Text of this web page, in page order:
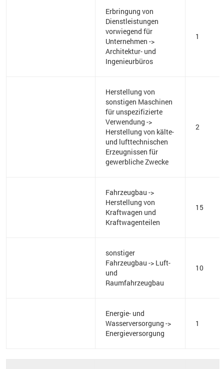
Erbringung von
Dienstleistungen
vorwiegend für
Unternehmen ->
Architektur- und
Ingenieurbüros
1
Herstellung von
sonstigen Maschinen
für unspezifizierte
Verwendung ->
Herstellung von kälte-
und lufttechnischen
Erzeugnissen für
gewerbliche Zwecke
2
Fahrzeugbau ->
Herstellung von
Kraftwagen und
Kraftwagenteilen
15
sonstiger
Fahrzeugbau -> Luft-
und
Raumfahrzeugbau
10
Energie- und
Wasserversorgung ->
Energieversorgung
1